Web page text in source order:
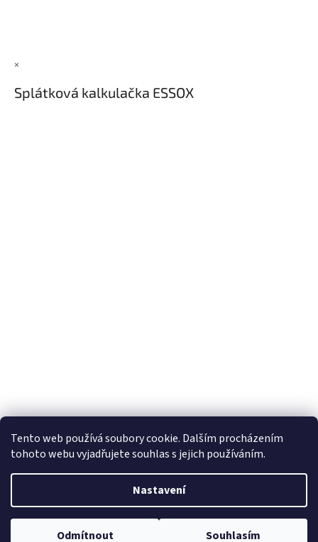
Tento web používá soubory cookie. Dalším procházením
tohoto webu vyjadřujete souhlas s jejich používáním.
Nastavení
Odmítnout Souhlasím
×
Splátková kalkulačka ESSOX